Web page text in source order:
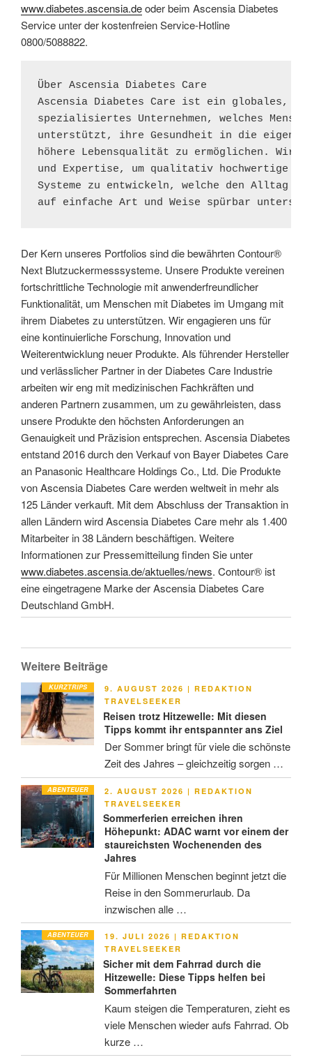
www.diabetes.ascensia.deoder beim Ascensia Diabetes
Service unter der kostenfreien Service-Hotline
0800/5088822.
Über Ascensia Diabetes Care
Ascensia Diabetes Care ist ein globales,
spezialisiertes Unternehmen, welches
unterstützt, ihre Gesundheit in die eigene
höhere Lebensqualität zu ermöglichen. Wir
und Expertise, um qualitativ hochwertige
Systeme zu entwickeln, welche den Alltag
auf einfache Art und Weise spürbar
Der Kern unseres Portfolios sind die bewährten Contour®
Next Blutzuckermesssysteme. Unsere Produkte vereinen
fortschrittliche Technologie mit anwenderfreundlicher
Funktionalität, um Menschen mit Diabetes im Umgang mit
ihrem Diabetes zu unterstützen. Wir engagieren uns für
eine kontinuierliche Forschung, Innovation und
Weiterentwicklung neuer Produkte. Als führender Hersteller
und verlässlicher Partner in der Diabetes Care Industrie
arbeiten wir eng mit medizinischen Fachkräften und
anderen Partnern zusammen, um zu gewährleisten, dass
unsere Produkte den höchsten Anforderungen an
Genauigkeit und Präzision entsprechen. Ascensia Diabetes
entstand 2016 durch den Verkauf von Bayer Diabetes Care
an Panasonic Healthcare Holdings Co., Ltd. Die Produkte
von Ascensia Diabetes Care werden weltweit in mehr als
125 Länder verkauft. Mit dem Abschluss der Transaktion in
allen Ländern wird Ascensia Diabetes Care mehr als 1.400
Mitarbeiter in 38 Ländern beschäftigen. Weitere
Informationen zur Pressemitteilung finden Sie unter
www.diabetes.ascensia.de/aktuelles/news. Contour® ist
eine eingetragene Marke der Ascensia Diabetes Care
Deutschland GmbH.
Weitere Beiträge
KURZTRIPS
VERÖFFENTLICHT
AM
9. AUGUST 2026 | REDAKTION
TRAVELSEEKER
Reisen trotz Hitzewelle: Mit diesen
Tipps kommt ihr entspannter ans Ziel
Der Sommer bringt für viele die schönste
Zeit des Jahres – gleichzeitig sorgen …
ABENTEUER
VERÖFFENTLICHT
AM
2. AUGUST 2026 | REDAKTION
TRAVELSEEKER
Sommerferien erreichen ihren
Höhepunkt: ADAC warnt vor einem der
staureichsten Wochenenden des
Jahres
Für Millionen Menschen beginnt jetzt die
Reise in den Sommerurlaub. Da
inzwischen alle …
ABENTEUER
VERÖFFENTLICHT
AM
19. JULI 2026 | REDAKTION
TRAVELSEEKER
Sicher mit dem Fahrrad durch die
Hitzewelle: Diese Tipps helfen bei
Sommerfahrten
Kaum steigen die Temperaturen, zieht es
viele Menschen wieder aufs Fahrrad. Ob
kurze …